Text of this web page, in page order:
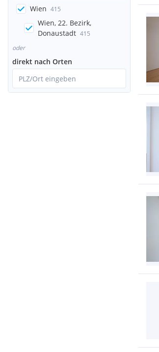
Wien 415
Wien, 22. Bezirk,
Donaustadt 415
oder
direkt nach Orten
PLZ/Ort eingeben